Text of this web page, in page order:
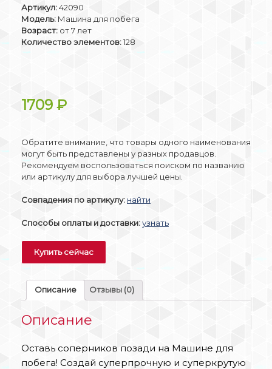
Артикул:42090
Модель: Машина для побега
Возраст: от 7 лет
Количество элементов:128
1709 ₽
Обратите внимание, что товары одного наименования
могут быть представлены у разных продавцов.
Рекомендуем воспользоваться поиском по названию
или артикулу для выбора лучшей цены.
Совпадения по артикулу: найти
Способы оплаты и доставки:узнать
Купить сейчас
Описание Отзывы (0)
Описание
Оставь соперников позади на Машине для
побега! Создай суперпрочную и суперкрутую